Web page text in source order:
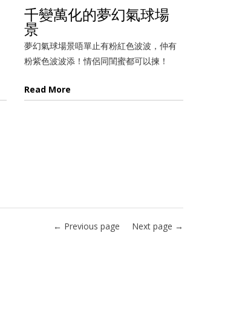
千變萬化的夢幻氣球場
景
夢幻氣球場景唔單止有粉紅色波波，仲有
粉紫色波波添！情侶同閨蜜都可以揀！
Read More
← Previous page Next page →